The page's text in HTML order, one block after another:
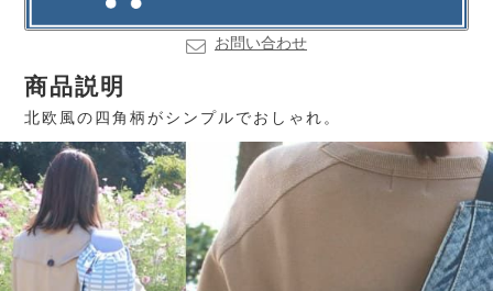
お問い合わせ
商品説明
北欧風の四角柄がシンプルでおしゃれ。